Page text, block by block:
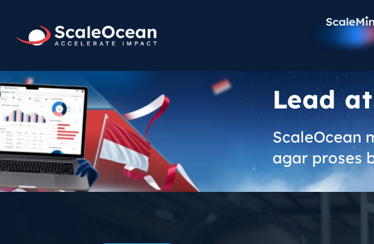
Lead
ScaleOcean
agar proses